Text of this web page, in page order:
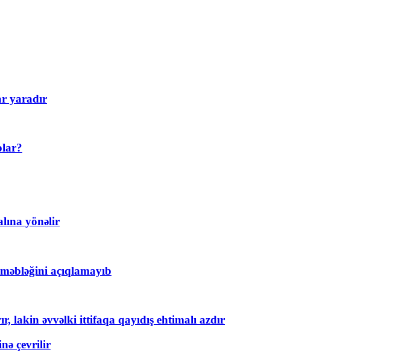
yaradır
yönəlir
açıqlamayıb
lakin əvvəlki ittifaqa qayıdış ehtimalı azdır
çevrilir